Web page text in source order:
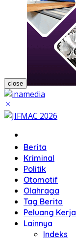
close
Berita
Kriminal
Politik
Otomotif
Olahraga
Tag Berita
Peluang Kerja
Lainnya
Indeks